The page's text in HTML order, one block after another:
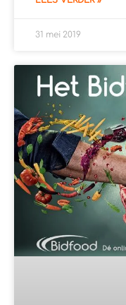
31 mei 2019